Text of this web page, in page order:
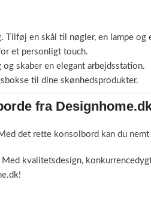
Tilføj en skål til nøgler, en lampe
et personligt touch.
skaber en elegant arbejdsstation.
til dine skønhedsprodukter.
fra
det rette konsolbord kan du
kvalitetsdesign,